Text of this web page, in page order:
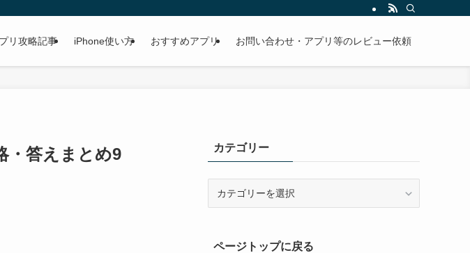
リ攻略記事 iPhone使い方 おすすめアプリ お問い合わせ・アプリ等のレビュー依頼
・答えまとめ9 カテゴリー
ーページトップに戻る